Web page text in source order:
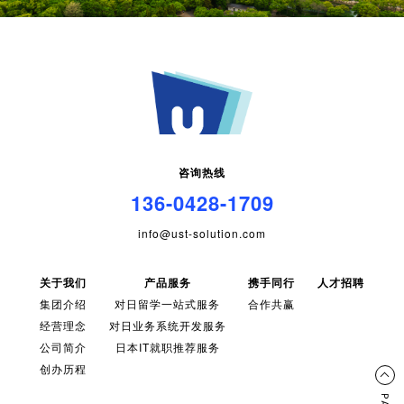
咨询热线
136-0428-1709
info@ust-solution.com
关于我们
集团介绍
经营理念
公司简介
创办历程
产品服务
对日留学一站式服务
对日业务系统开发服务
日本IT就职推荐服务
携手同行
合作共赢
人才招聘